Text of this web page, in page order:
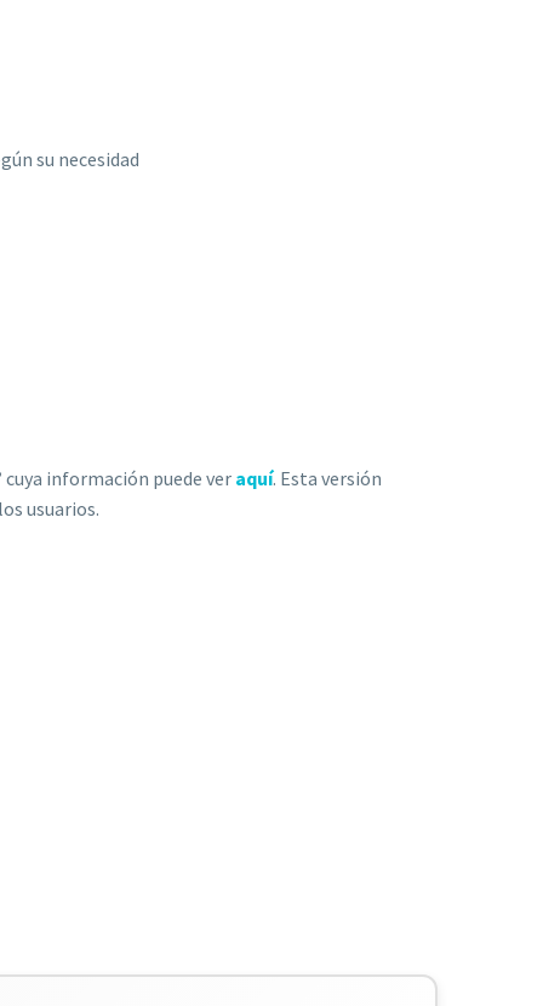
su necesidad
cuya información puede ver aquí. Esta versión
usuarios.